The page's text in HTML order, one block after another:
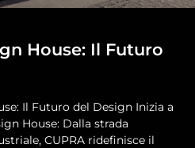
House: Il Futuro
Il Futuro del Design Inizia a
House: Dalla strada
CUPRA ridefinisce il